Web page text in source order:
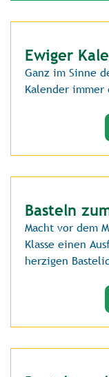
Ewiger
Ganz im Sinne
Kalender
Basteln
Macht vor dem
Klasse einen
herzigen